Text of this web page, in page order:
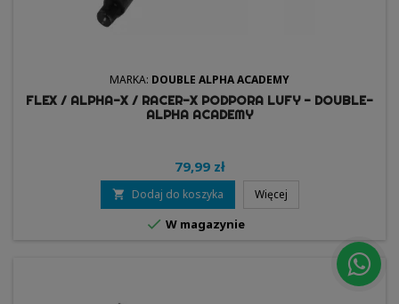
MARKA: DOUBLE ALPHA ACADEMY
FLEX / ALPHA-X / RACER-X PODPORA LUFY - DOUBLE-
ALPHA ACADEMY
79,99 zł
 Dodaj do koszyka Więcej
 W magazynie